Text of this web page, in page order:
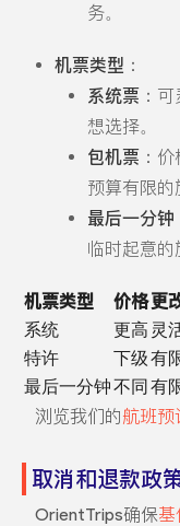
务。
机票类型 ：
系统票：可
想选择。
包机票：价
预算有限的
最后一分钟
临时起意的
机票类型 价格更
系统
更高 灵
特许
下级有
最后一分钟不同有
浏览我们的航班预
取消和退款政
OrientTrips确保基